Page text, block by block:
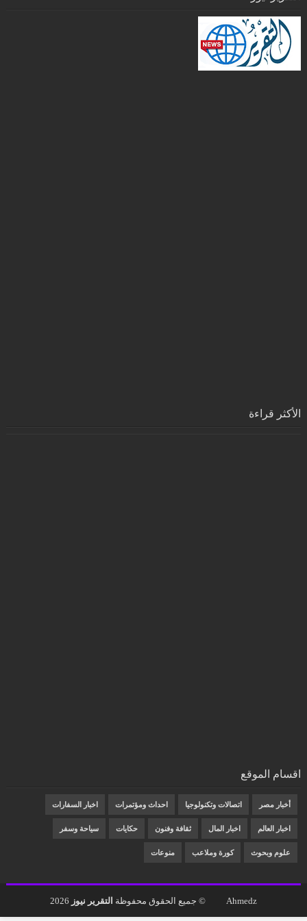
الأكثر قراءة
اقسام الموقع
أخبار مصر اتصالات وتكنولوجيا احداث ومؤتمرات اخبار السفارات
اخبار العالم اخبار المال ثقافة وفنون حكايات سياحة وسفر
علوم وبحوث كورة وملاعب منوعات
Ahmedz © جميع الحقوق محفوظة التقرير نيوز 2026